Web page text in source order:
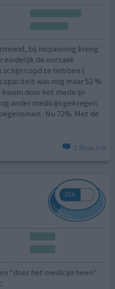
bij inspanning kreeg
eindelijk de oorzaak
schijn copd te hebben (
was nog maar 52 %.
door het medicijn
ander medicijn gekregen.
. Nu 72%. Met de
1 Reactie
"door het medicijn heen"